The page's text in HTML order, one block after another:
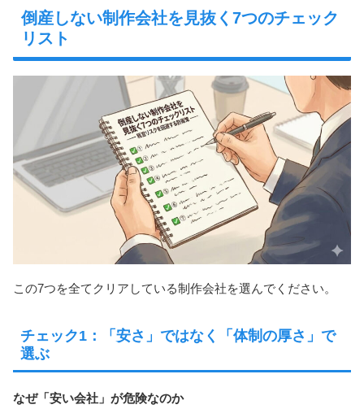
倒産しない制作会社を見抜く7つのチェック
リスト
この7つを全てクリアしている制作会社を選んでください。
チェック1：「安さ」ではなく「体制の厚さ」で
選ぶ
なぜ「安い会社」が危険なのか